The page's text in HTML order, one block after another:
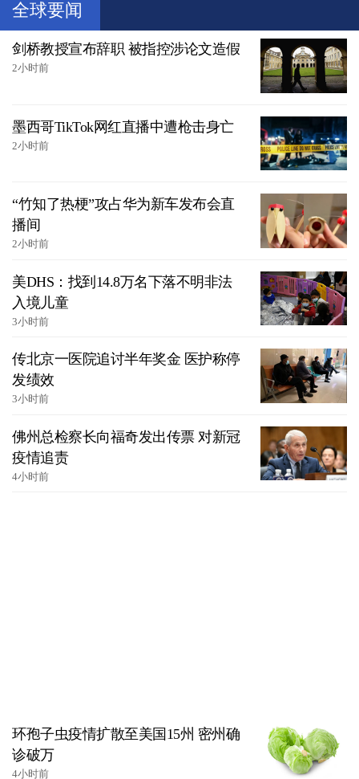
全球要闻
剑桥教授宣布辞职 被指控涉论文造假
2小时前
墨西哥TikTok网红直播中遭枪击身亡
2小时前
“竹知了热梗”攻占华为新车发布会直
播间
2小时前
美DHS：找到14.8万名下落不明非法
入境儿童
3小时前
传北京一医院追讨半年奖金 医护称停
发绩效
3小时前
佛州总检察长向福奇发出传票 对新冠
疫情追责
4小时前
环孢子虫疫情扩散至美国15州 密州确
诊破万
4小时前